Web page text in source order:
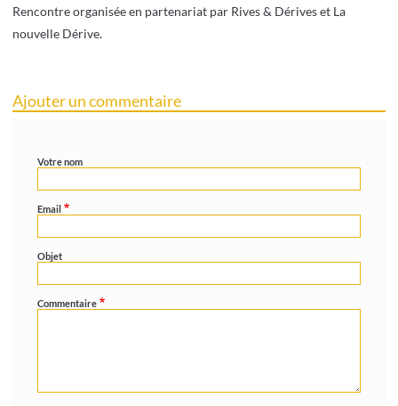
Rencontre organisée en partenariat par Rives & Dérives et La
nouvelle Dérive.
Ajouter un commentaire
Votre nom
Email
Objet
Commentaire